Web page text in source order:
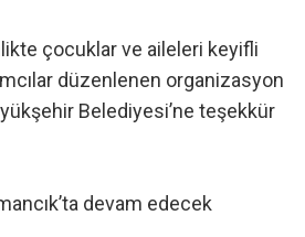
çocuklar ve aileleri keyifli
düzenlenen organizasyon
Belediyesi’ne teşekkür
devam edecek